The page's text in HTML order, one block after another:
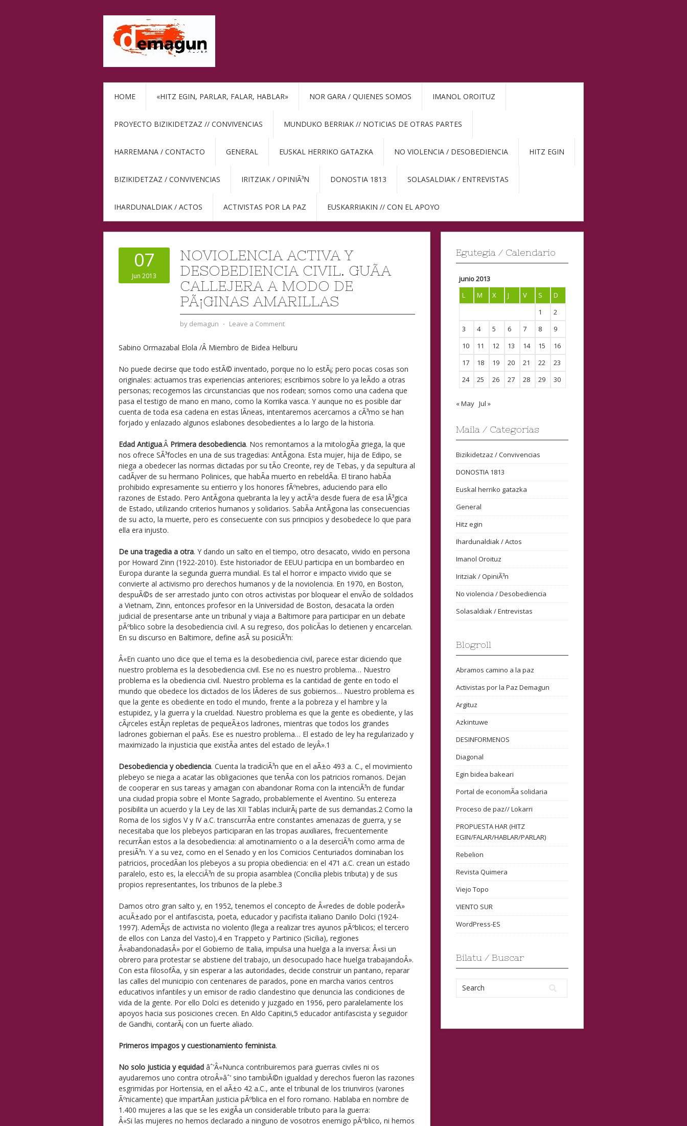
HOME «HITZ EGIN, PARLAR, FALAR, HABLAR» NOR GARA / QUIENES SOMOS IMANOL OROITUZ
PROYECTO BIZIKIDETZAZ // CONVIVENCIAS MUNDUKO BERRIAK // NOTICIAS DE OTRAS PARTES
HARREMANA / CONTACTO GENERAL EUSKAL HERRIKO GATAZKA NO VIOLENCIA / DESOBEDIENCIA HITZ EGIN
BIZIKIDETZAZ / CONVIVENCIAS IRITZIAK / OPINIÃ³N DONOSTIA 1813 SOLASALDIAK / ENTREVISTAS
IHARDUNALDIAK / ACTOS ACTIVISTAS POR LA PAZ EUSKARRIAKIN // CON EL APOYO
07
Jun 2013
NOVIOLENCIA ACTIVA Y
DESOBEDIENCIA CIVIL. GUÃ­A
CALLEJERA A MODO DE
PÃ¡GINAS AMARILLAS
by demagun ⋅ Leave a Comment
Sabino Ormazabal Elola /Â Miembro de Bidea Helburu
No puede decirse que todo estÃ© inventado, porque no lo estÃ¡; pero pocas cosas son
originales: actuamos tras experiencias anteriores; escribimos sobre lo ya leÃ­do a otras
personas; recogemos las circunstancias que nos rodean; somos como una cadena que
pasa el testigo de mano en mano, como la Korrika vasca. Y aunque no es posible dar
cuenta de toda esa cadena en estas lÃ­neas, intentaremos acercarnos a cÃ³mo se han
forjado y enlazado algunos eslabones desobedientes a lo largo de la historia.
Edad Antigua.Â Primera desobediencia. Nos remontamos a la mitologÃ­a griega, la que
nos ofrece SÃ³focles en una de sus tragedias: AntÃ­gona. Esta mujer, hija de Edipo, se
niega a obedecer las normas dictadas por su tÃ­o Creonte, rey de Tebas, y da sepultura al
cadÃ¡ver de su hermano Polinices, que habÃ­a muerto en rebeldÃ­a. El tirano habÃ­a
prohibido expresamente su entierro y los honores fÃºnebres, aduciendo para ello
razones de Estado. Pero AntÃ­gona quebranta la ley y actÃºa desde fuera de esa lÃ³gica
de Estado, utilizando criterios humanos y solidarios. SabÃ­a AntÃ­gona las consecuencias
de su acto, la muerte, pero es consecuente con sus principios y desobedece lo que para
ella era injusto.
De una tragedia a otra. Y dando un salto en el tiempo, otro desacato, vivido en persona
por Howard Zinn (1922-2010). Este historiador de EEUU participa en un bombardeo en
Europa durante la segunda guerra mundial. Es tal el horror e impacto vivido que se
convierte al activismo pro derechos humanos y de la noviolencia. En 1970, en Boston,
despuÃ©s de ser arrestado junto con otros activistas por bloquear el envÃ­o de soldados
a Vietnam, Zinn, entonces profesor en la Universidad de Boston, desacata la orden
judicial de presentarse ante un tribunal y viaja a Baltimore para participar en un debate
pÃºblico sobre la desobediencia civil. A su regreso, dos policÃ­as lo detienen y encarcelan.
En su discurso en Baltimore, define asÃ­ su posiciÃ³n:
Â«En cuanto uno dice que el tema es la desobediencia civil, parece estar diciendo que
nuestro problema es la desobediencia civil. Ese no es nuestro problema… Nuestro
problema es la obediencia civil. Nuestro problema es la cantidad de gente en todo el
mundo que obedece los dictados de los lÃ­deres de sus gobiernos… Nuestro problema es
que la gente es obediente en todo el mundo, frente a la pobreza y el hambre y la
estupidez, y la guerra y la crueldad. Nuestro problema es que la gente es obediente, y las
cÃ¡rceles estÃ¡n repletas de pequeÃ±os ladrones, mientras que todos los grandes
ladrones gobiernan el paÃ­s. Ese es nuestro problema… El estado de ley ha regularizado y
maximizado la injusticia que existÃ­a antes del estado de leyÂ».1
Desobediencia y obediencia. Cuenta la tradiciÃ³n que en el aÃ±o 493 a. C., el movimiento
plebeyo se niega a acatar las obligaciones que tenÃ­a con los patricios romanos. Dejan
de cooperar en sus tareas y amagan con abandonar Roma con la intenciÃ³n de fundar
una ciudad propia sobre el Monte Sagrado, probablemente el Aventino. Su entereza
posibilita un acuerdo y la Ley de las XII Tablas incluirÃ¡ parte de sus demandas.2 Como la
Roma de los siglos V y IV a.C. transcurrÃ­a entre constantes amenazas de guerra, y se
necesitaba que los plebeyos participaran en las tropas auxiliares, frecuentemente
recurrÃ­an estos a la desobediencia: al amotinamiento o a la deserciÃ³n como arma de
presiÃ³n. Y a su vez, como en el Senado y en los Comicios Centuriados dominaban los
patricios, procedÃ­an los plebeyos a su propia obediencia: en el 471 a.C. crean un estado
paralelo, esto es, la elecciÃ³n de su propia asamblea (Concilia plebis tributa) y de sus
propios representantes, los tribunos de la plebe.3
Damos otro gran salto y, en 1952, tenemos el concepto de Â«redes de doble poderÂ»
acuÃ±ado por el antifascista, poeta, educador y pacifista italiano Danilo Dolci (1924-
1997). AdemÃ¡s de activista no violento (llega a realizar tres ayunos pÃºblicos; el tercero
de ellos con Lanza del Vasto),4 en Trappeto y Partinico (Sicilia), regiones
Â«abandonadasÂ» por el Gobierno de Italia, impulsa una huelga a la inversa: Â«si un
obrero para protestar se abstiene del trabajo, un desocupado hace huelga trabajandoÂ».
Con esta filosofÃ­a, y sin esperar a las autoridades, decide construir un pantano, reparar
las calles del municipio con centenares de parados, pone en marcha varios centros
educativos infantiles y un emisor de radio clandestino que denuncia las condiciones de
vida de la gente. Por ello Dolci es detenido y juzgado en 1956, pero paralelamente los
apoyos hacia sus posiciones crecen. En Aldo Capitini,5 educador antifascista y seguidor
de Gandhi, contarÃ¡ con un fuerte aliado.
Primeros impagos y cuestionamiento feminista.
No solo justicia y equidad âˆ’Â«Nunca contribuiremos para guerras civiles ni os
ayudaremos uno contra otroÂ»âˆ’ sino tambiÃ©n igualdad y derechos fueron las razones
esgrimidas por Hortensia, en el aÃ±o 42 a.C., ante el tribunal de los triunviros (varones
Ãºnicamente) que impartÃ­an justicia pÃºblica en el foro romano. Hablaba en nombre de
1.400 mujeres a las que se les exigÃ­a un considerable tributo para la guerra:
Â«Si las mujeres no hemos declarado a ninguno de vosotros enemigo pÃºblico, ni hemos
Egutegia / Calendario
junio 2013
L
M X J V S
D
1
2
3
4 5 6 7 8
9
10
11 12 13 14 15
16
17
18 19 20 21 22
23
24
25 26 27 28 29 30
« May Jul »
Maila / Categorias
Bizikidetzaz / Convivencias
DONOSTIA 1813
Euskal herriko gatazka
General
Hitz egin
Ihardunaldiak / Actos
Imanol Oroituz
Iritziak / OpiniÃ³n
No violencia / Desobediencia
Solasaldiak / Entrevistas
Blogroll
Abramos camino a la paz
Activistas por la Paz Demagun
Argituz
Azkintuwe
DESINFORMENOS
Diagonal
Egin bidea bakeari
Portal de economÃ­a solidaria
Proceso de paz// Lokarri
PROPUESTA HAR (HITZ
EGIN/FALAR/HABLAR/PARLAR)
Rebelion
Revista Quimera
Viejo Topo
VIENTO SUR
WordPress-ES
Bilatu / Buscar